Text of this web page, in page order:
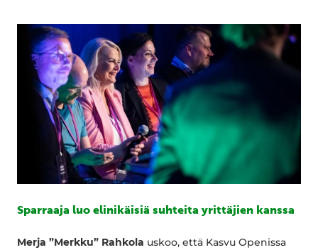
Sparraaja luo elinikäisiä suhteita yrittäjien kanssa
Merja ”Merkku” Rahkola uskoo, että Kasvu Openissa